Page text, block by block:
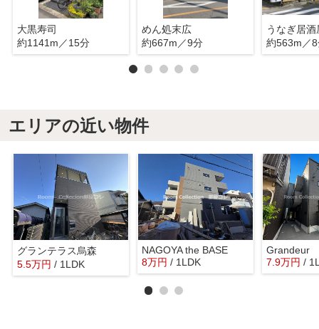
大黒寿司
約1141m／15分
めん処末広
約667m／9分
うなぎ居
約563m／
エリアの近い物件
グランテラス烏森
5.5万円 / 1LDK
NAGOYA the BASE
8万円 / 1LDK
Grandeur
7.9万円 /